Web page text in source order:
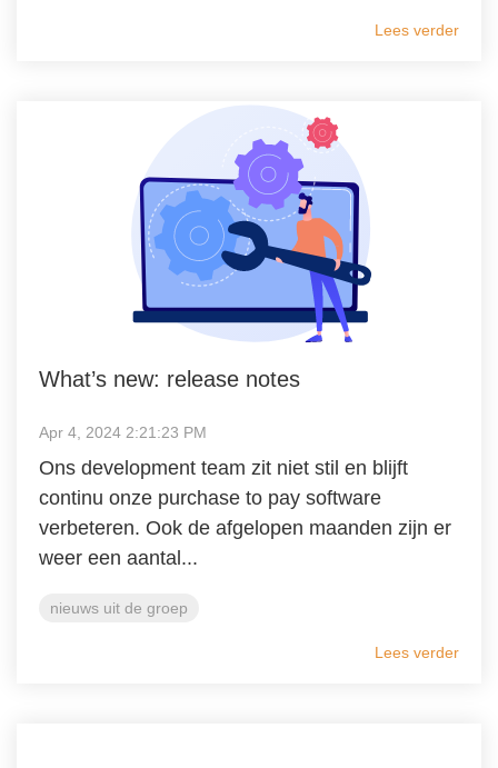
Lees verder
What’s new: release notes
Apr 4, 2024 2:21:23 PM
Ons development team zit niet stil en blijft
continu onze purchase to pay software
verbeteren. Ook de afgelopen maanden zijn er
weer een aantal...
nieuws uit de groep
Lees verder